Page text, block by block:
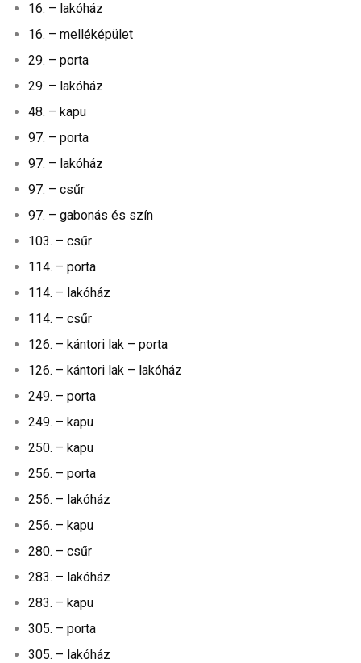
16. – lakóház
16. – melléképület
29. – porta
29. – lakóház
48. – kapu
97. – porta
97. – lakóház
97. – csűr
97. – gabonás és szín
103. – csűr
114. – porta
114. – lakóház
114. – csűr
126. – kántori lak – porta
126. – kántori lak – lakóház
249. – porta
249. – kapu
250. – kapu
256. – porta
256. – lakóház
256. – kapu
280. – csűr
283. – lakóház
283. – kapu
305. – porta
305. – lakóház